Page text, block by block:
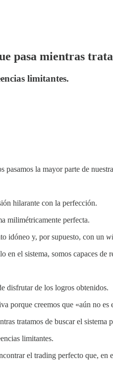
pasa mientras
limitantes.
pasamos la mayor parte de
hilarante con la perfección.
milimétricamente perfecta.
idóneo y, por supuesto, con un
en el sistema, somos capaces de
disfrutar de los logros obtenidos.
porque creemos que «aún no
tratamos de buscar el sistema
limitantes.
el trading perfecto que,